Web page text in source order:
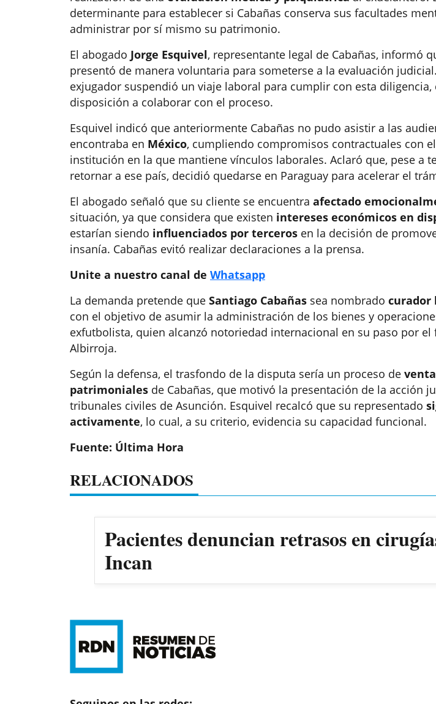
determinante para establecer si Cabañas conserva sus facultades
administrar por sí mismo su patrimonio.
El abogado Jorge Esquivel, representante legal de Cabañas, informó
presentó de manera voluntaria para someterse a la evaluación
exjugador suspendió un viaje laboral para cumplir con esta diligencia,
disposición a colaborar con el proceso.
Esquivel indicó que anteriormente Cabañas no pudo asistir a las
encontraba en México, cumpliendo compromisos contractuales con el
institución en la que mantiene vínculos laborales. Aclaró que, pese a
retornar a ese país, decidió quedarse en Paraguay para acelerar el
El abogado señaló que su cliente se encuentra afectado
situación, ya que considera que existen intereses económicos en
estarían siendo influenciados por terceros en la decisión de
insanía. Cabañas evitó realizar declaraciones a la prensa.
Unite a nuestro canal de Whatsapp
La demanda pretende que Santiago Cabañas sea nombrado curador
con el objetivo de asumir la administración de los bienes y
exfutbolista, quien alcanzó notoriedad internacional en su paso por
Albirroja.
Según la defensa, el trasfondo de la disputa sería un proceso de
patrimoniales de Cabañas, que motivó la presentación de la acción
tribunales civiles de Asunción. Esquivel recalcó que su representado
activamente, lo cual, a su criterio, evidencia su capacidad funcional.
Fuente: Última Hora
RELACIONADOS
Pacientes denuncian retrasos en
Incan